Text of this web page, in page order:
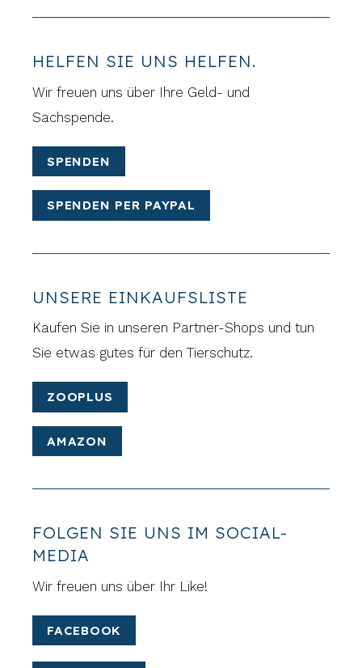
HELFEN SIE UNS HELFEN.
Wir freuen uns über Ihre Geld- und
Sachspende.
SPENDEN
SPENDEN PER PAYPAL
UNSERE EINKAUFSLISTE
Kaufen Sie in unseren Partner-Shops und tun
Sie etwas gutes für den Tierschutz.
ZOOPLUS
AMAZON
FOLGEN SIE UNS IM SOCIAL-
MEDIA
Wir freuen uns über Ihr Like!
FACEBOOK